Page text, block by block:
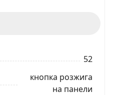
52
кнопка розжига
на панели